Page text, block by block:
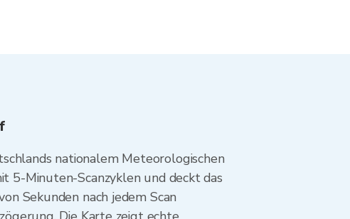
nationalem Meteorologischen
5-Minuten-Scanzyklen und deckt das
Sekunden nach jedem Scan